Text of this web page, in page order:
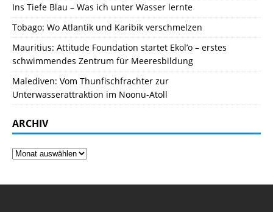
Ins Tiefe Blau – Was ich unter Wasser lernte
Tobago: Wo Atlantik und Karibik verschmelzen
Mauritius: Attitude Foundation startet Ekol’o – erstes
schwimmendes Zentrum für Meeresbildung
Malediven: Vom Thunfischfrachter zur
Unterwasserattraktion im Noonu-Atoll
ARCHIV